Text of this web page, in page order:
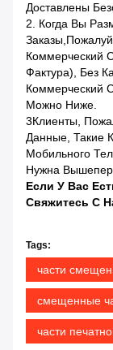
Доставлены
2. Когда Вы
Коммерческий
Фактура), Без
Коммерческий
Можно Ниже.
3Клиенты,
Данные, Такие
Мобильного
Нужна
Если У Вас
Свяжитесь С
Tags:
части
смещенные
части